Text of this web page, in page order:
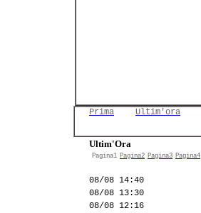
Prima Ultim'ora
Ultim'Ora
Pagina1 Pagina2 Pagina3 Pagina4
08/08 14:40
08/08 13:30
08/08 12:16